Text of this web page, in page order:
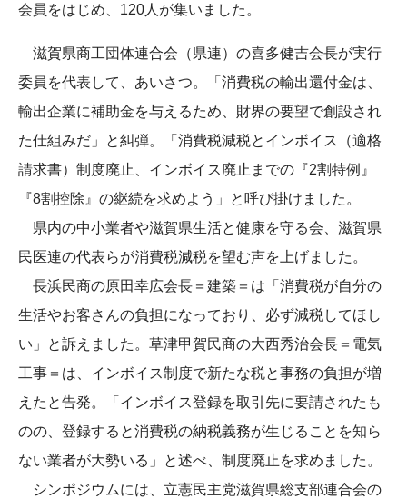
会員をはじめ、120人が集いました。
滋賀県商工団体連合会（県連）の喜多健吉会長が実行
委員を代表して、あいさつ。「消費税の輸出還付金は、
輸出企業に補助金を与えるため、財界の要望で創設され
た仕組みだ」と糾弾。「消費税減税とインボイス（適格
請求書）制度廃止、インボイス廃止までの『2割特例』
『8割控除』の継続を求めよう」と呼び掛けました。
県内の中小業者や滋賀県生活と健康を守る会、滋賀県
民医連の代表らが消費税減税を望む声を上げました。
長浜民商の原田幸広会長＝建築＝は「消費税が自分の
生活やお客さんの負担になっており、必ず減税してほし
い」と訴えました。草津甲賀民商の大西秀治会長＝電気
工事＝は、インボイス制度で新たな税と事務の負担が増
えたと告発。「インボイス登録を取引先に要請されたも
のの、登録すると消費税の納税義務が生じることを知ら
ない業者が大勢いる」と述べ、制度廃止を求めました。
シンポジウムには、立憲民主党滋賀県総支部連合会の